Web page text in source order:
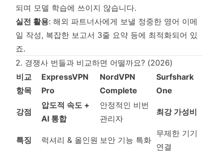
되며 모델 학습에 쓰이지 않습니다.
실전 활용: 해외 파트너사에게 보낼 정중한 영어 이메
일 작성, 복잡한 보고서 3줄 요약 등에 최적화되어 있
죠.
2. 경쟁사 번들과 비교하면 어떨까요? (2026)
비교
항목
ExpressVPN
Pro
NordVPN
Complete
Surfshark
One
강점
압도적 속도 +
AI 통합
안정적인 비번
관리자
최강 가성비
특징 럭셔리 & 올인원 보안 기능 특화
무제한 기기
연결